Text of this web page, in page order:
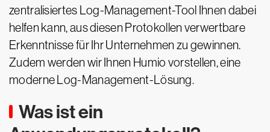
zentralisiertes Log-Management-Tool Ihnen dabei
helfen kann, aus diesen Protokollen verwertbare
Erkenntnisse für Ihr Unternehmen zu gewinnen.
Zudem werden wir Ihnen Humio vorstellen, eine
moderne Log-Management-Lösung.
Was ist ein